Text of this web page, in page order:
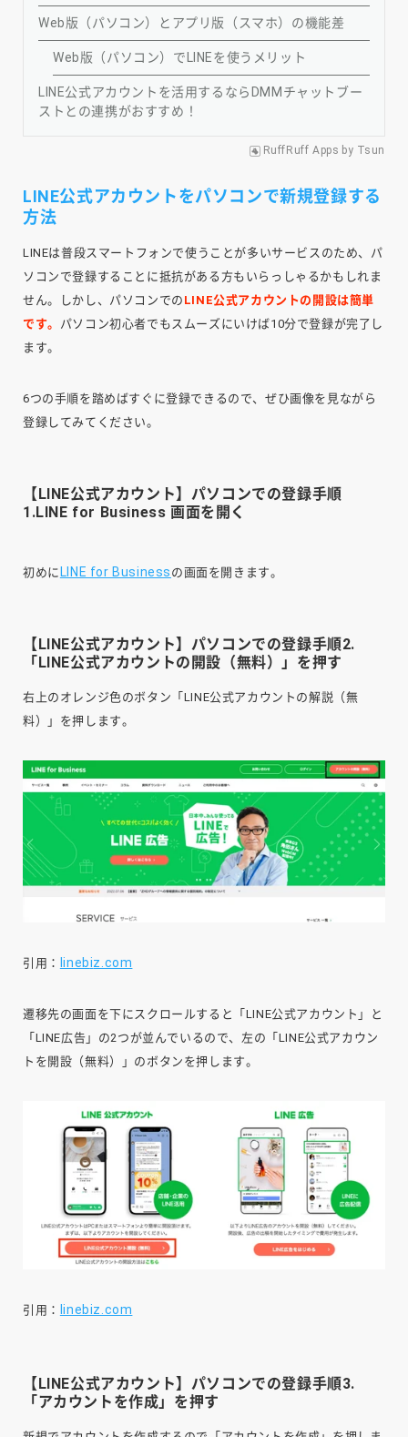
Web版（パソコン）とアプリ版（スマホ）の機能差
Web版（パソコン）でLINEを使うメリット
LINE公式アカウントを活用するならDMMチャットブー
ストとの連携がおすすめ！
RuffRuff Apps by Tsun
LINE公式アカウントをパソコンで新規登録する
方法
LINEは普段スマートフォンで使うことが多いサービスのため、パ
ソコンで登録することに抵抗がある方もいらっしゃるかもしれま
せん。しかし、パソコンでの LINE公式アカウントの開設は簡単
です。 パソコン初心者でもスムーズにいけば10分で登録が完了し
ます。
6つの手順を踏めばすぐに登録できるので、ぜひ画像を見ながら
登録してみてください。
【LINE公式アカウント】パソコンでの登録手順
1.LINE for Business 画面を開く
初めに LINE for Business の画面を開きます。
【LINE公式アカウント】パソコンでの登録手順2.
「LINE公式アカウントの開設（無料）」を押す
右上のオレンジ色のボタン「LINE公式アカウントの解説（無
料）」を押します。
引用： linebiz.com
遷移先の画面を下にスクロールすると「LINE公式アカウント」と
「LINE広告」の2つが並んでいるので、左の「LINE公式アカウン
トを開設（無料）」のボタンを押します。
引用： linebiz.com
【LINE公式アカウント】パソコンでの登録手順3.
「アカウントを作成」を押す